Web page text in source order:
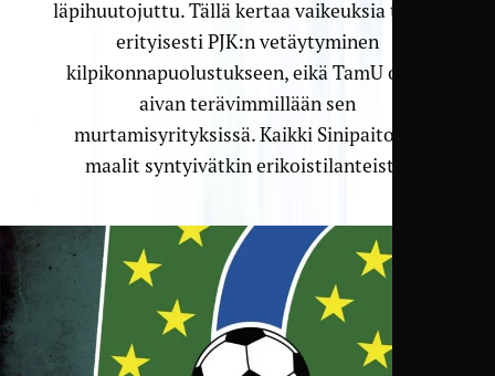
läpihuutojuttu. Tällä kertaa vaikeuksia tuotti
erityisesti PJK:n vetäytyminen
kilpikonnapuolustukseen, eikä TamU ollut
aivan terävimmillään sen
murtamisyrityksissä. Kaikki Sinipaitojen
maalit syntyivätkin erikoistilanteista.